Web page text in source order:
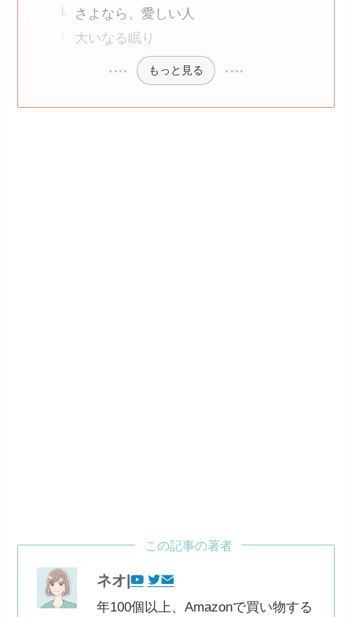
さよなら、愛しい人
大いなる眠り
もっと見る
この記事の著者
ネオ|
年100個以上、Amazonで買い物する